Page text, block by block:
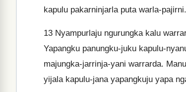
kapulu pakarninjarla puta warla-pajirni.
13 Nyampurlaju ngurungka kalu
Yapangku panungku-juku kapulu-
majungka-jarrinja-yani warrarda.
yijala kapulu-jana yapangkuju yapa